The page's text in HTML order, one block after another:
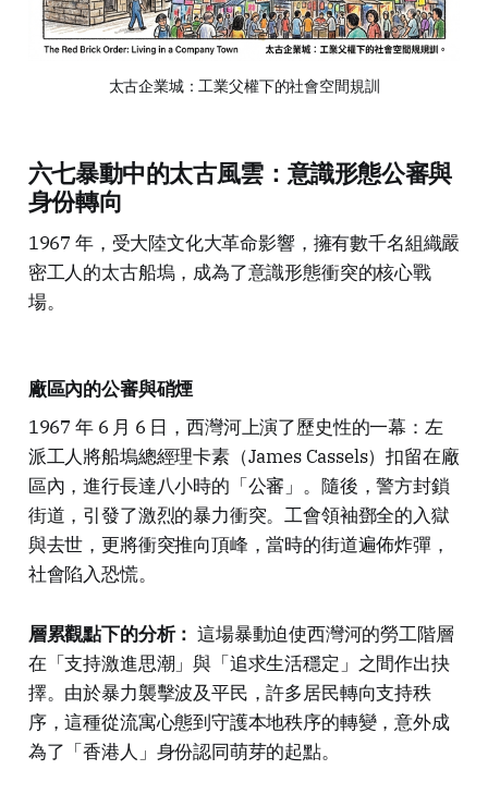
太古企業城：工業父權下的社會空間規訓
六七暴動中的太古風雲：意識形態公審與
身份轉向
1967 年，受大陸文化大革命影響，擁有數千名組織嚴
密工人的太古船塢，成為了意識形態衝突的核心戰
場。
廠區內的公審與硝煙
1967 年 6 月 6 日，西灣河上演了歷史性的一幕：左
派工人將船塢總經理卡素（James Cassels）扣留在廠
區內，進行長達八小時的「公審」。隨後，警方封鎖
街道，引發了激烈的暴力衝突。工會領袖鄧全的入獄
與去世，更將衝突推向頂峰，當時的街道遍佈炸彈，
社會陷入恐慌。
層累觀點下的分析： 這場暴動迫使西灣河的勞工階層
在「支持激進思潮」與「追求生活穩定」之間作出抉
擇。由於暴力襲擊波及平民，許多居民轉向支持秩
序，這種從流寓心態到守護本地秩序的轉變，意外成
為了「香港人」身份認同萌芽的起點。